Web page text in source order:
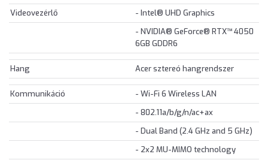
Videovezérlő
- Intel® UHD Graphics
- NVIDIA® GeForce® RTX™ 4050
6GB GDDR6
Hang Acer sztereó hangrendszer
Kommunikáció
- Wi-Fi 6 Wireless LAN
- 802.11a/b/g/n/ac+ax
- Dual Band (2.4 GHz and 5 GHz)
- 2x2 MU-MIMO technology